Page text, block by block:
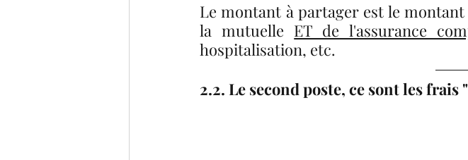
Le montant à partager est le
la mutuelle ET de l'assurance
hospitalisation, etc.
2.2. Le second poste, ce sont les frais